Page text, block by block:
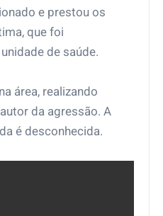
e prestou os
que foi
de saúde.
área, realizando
da agressão. A
é desconhecida.